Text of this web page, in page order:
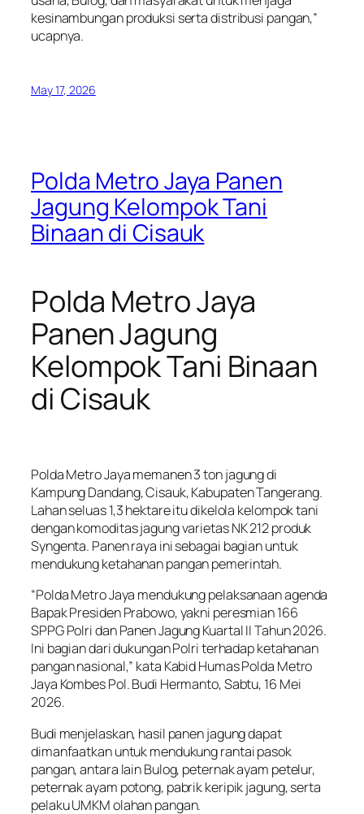
kesinambungan produksi serta distribusi pangan,”
ucapnya.
May 17, 2026
Polda Metro Jaya Panen
Jagung Kelompok Tani
Binaan di Cisauk
Polda Metro Jaya
Panen Jagung
Kelompok Tani Binaan
di Cisauk
Polda Metro Jaya memanen 3 ton jagung di
Kampung Dandang, Cisauk, Kabupaten Tangerang.
Lahan seluas 1,3 hektare itu dikelola kelompok tani
dengan komoditas jagung varietas NK 212 produk
Syngenta. Panen raya ini sebagai bagian untuk
mendukung ketahanan pangan pemerintah.
“Polda Metro Jaya mendukung pelaksanaan agenda
Bapak Presiden Prabowo, yakni peresmian 166
SPPG Polri dan Panen Jagung Kuartal II Tahun 2026.
Ini bagian dari dukungan Polri terhadap ketahanan
pangan nasional,” kata Kabid Humas Polda Metro
Jaya Kombes Pol. Budi Hermanto, Sabtu, 16 Mei
2026.
Budi menjelaskan, hasil panen jagung dapat
dimanfaatkan untuk mendukung rantai pasok
pangan, antara lain Bulog, peternak ayam petelur,
peternak ayam potong, pabrik keripik jagung, serta
pelaku UMKM olahan pangan.